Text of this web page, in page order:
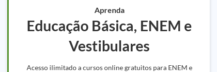
Aprenda
Educação Básica, ENEM e
Vestibulares
Acesso ilimitado a cursos online gratuitos para ENEM e